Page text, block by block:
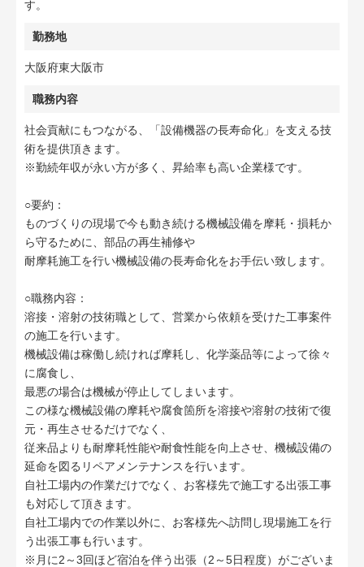
す。
勤務地
大阪府東大阪市
職務内容
社会貢献にもつながる、「設備機器の長寿命化」を支える技
術を提供頂きます。
※勤続年収が永い方が多く、昇給率も高い企業様です。
○要約：
ものづくりの現場で今も動き続ける機械設備を摩耗・損耗か
ら守るために、部品の再生補修や
耐摩耗施工を行い機械設備の長寿命化をお手伝い致します。
○職務内容：
溶接・溶射の技術職として、営業から依頼を受けた工事案件
の施工を行います。
機械設備は稼働し続ければ摩耗し、化学薬品等によって徐々
に腐食し、
最悪の場合は機械が停止してしまいます。
この様な機械設備の摩耗や腐食箇所を溶接や溶射の技術で復
元・再生させるだけでなく、
従来品よりも耐摩耗性能や耐食性能を向上させ、機械設備の
延命を図るリペアメンテナンスを行います。
自社工場内の作業だけでなく、お客様先で施工する出張工事
も対応して頂きます。
自社工場内での作業以外に、お客様先へ訪問し現場施工を行
う出張工事も行います。
※月に2～3回ほど宿泊を伴う出張（2～5日程度）がございま